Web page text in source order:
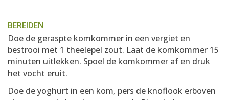
BEREIDEN
Doe de geraspte komkommer in een vergiet en
bestrooi met 1 theelepel zout. Laat de komkommer 15
minuten uitlekken. Spoel de komkommer af en druk
het vocht eruit.
Doe de yoghurt in een kom, pers de knoflook erboven